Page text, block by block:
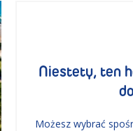
Niestety, ten
Możesz wybrać